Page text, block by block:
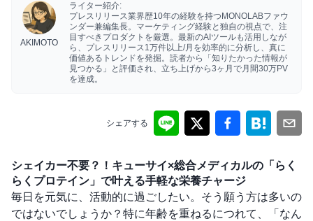
AKIMOTO
ライター紹介:
プレスリリース業界歴10年の経験を持つMONOLABファウ
ンダー兼編集長。マーケティング経験と独自の視点で、注
目すべきプロダクトを厳選。最新のAIツールも活用しなが
ら、プレスリリース1万件以上/月を効率的に分析し、真に
価値あるトレンドを発掘。読者から「知りたかった情報が
見つかる」と評価され、立ち上げから3ヶ月で月間30万PV
を達成。
シェアする
シェイカー不要？！キューサイ×総合メディカルの「らく
らくプロテイン」で叶える手軽な栄養チャージ
毎日を元気に、活動的に過ごしたい。そう願う方は多いの
ではないでしょうか？特に年齢を重ねるにつれて、「なん